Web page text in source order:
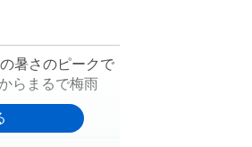
暑さのピークで
らまるで梅雨